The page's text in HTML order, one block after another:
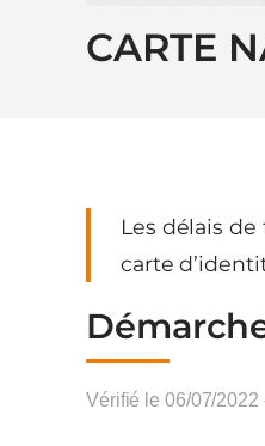
CARTE
Les délais
carte
Vérifié le 06/07/